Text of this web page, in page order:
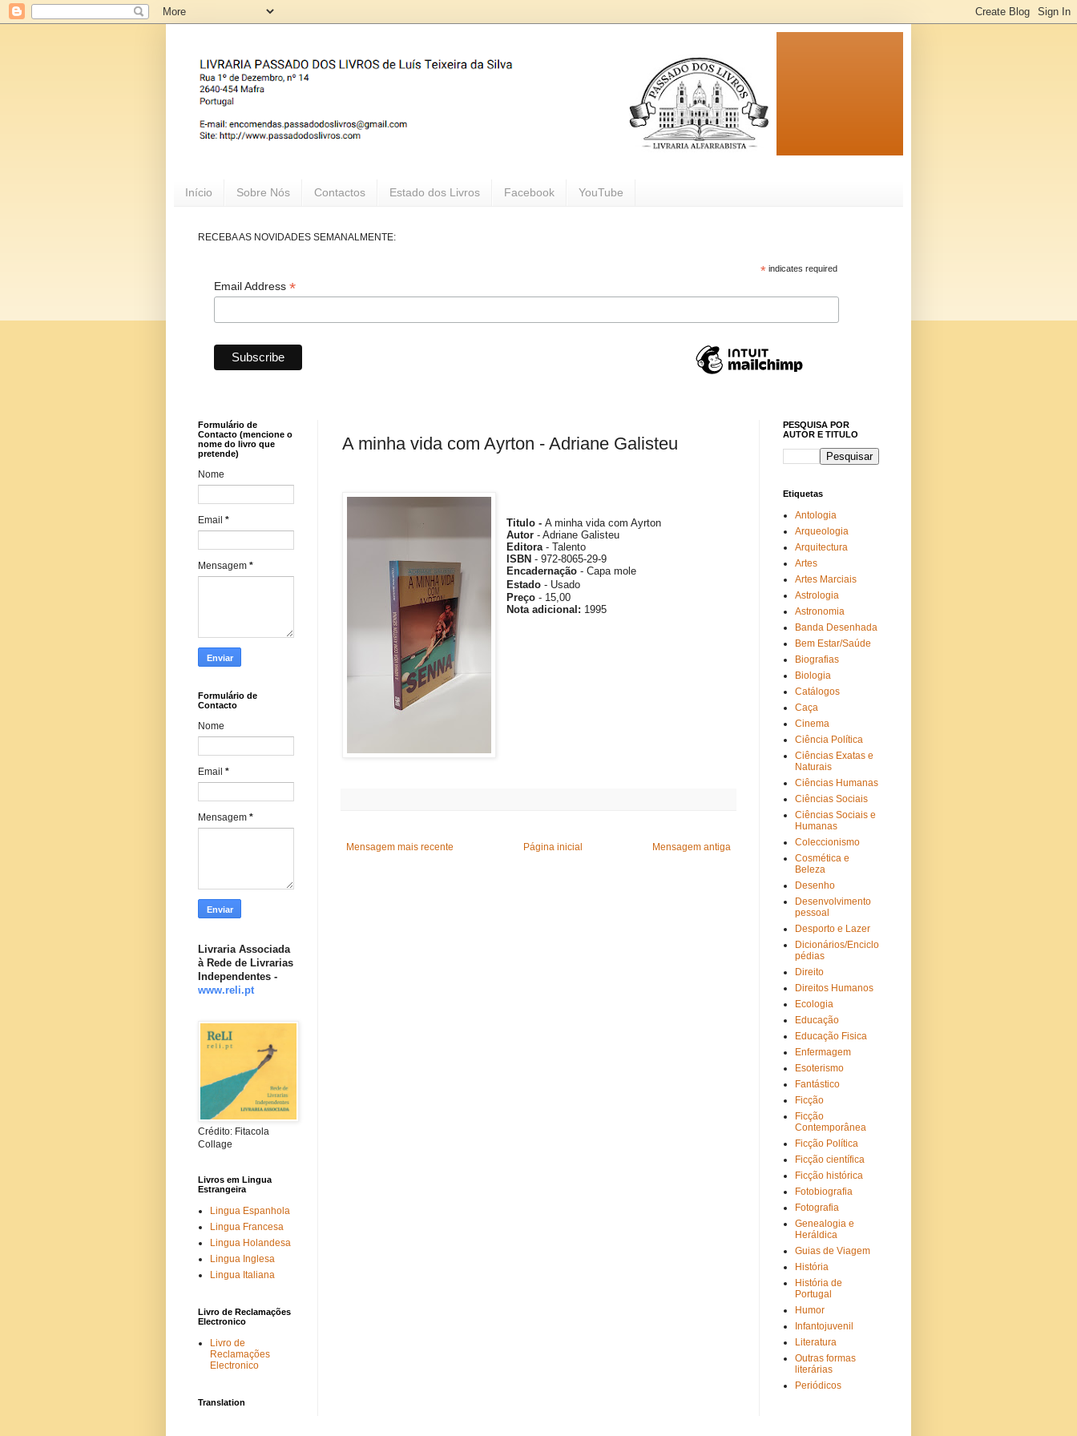
Início Sobre Nós Contactos Estado dos Livros Facebook YouTube
RECEBA AS NOVIDADES SEMANALMENTE:
*indicates required
Email Address *
A minha vida com Ayrton - Adriane Galisteu
Titulo -A minha vida com Ayrton
Autor - Adriane Galisteu
Editora- Talento
ISBN - 972-8065-29-9
Encadernação - Capa mole
Estado - Usado
Preço - 15,00
Notaadicional : 1995
Mensagem mais recente Mensagem antiga
Página inicial
Formulário de
Contacto (mencione o
nome do livro que
pretende)
Nome
Email *
Mensagem *
Formulário de
Contacto
Nome
Email *
Mensagem *
Livraria Associada
à Rede de Livrarias
Independentes -
www.reli.pt
Crédito: Fitacola
Collage
Livros em Lingua
Estrangeira
Lingua Espanhola
Lingua Francesa
Lingua Holandesa
Lingua Inglesa
Lingua Italiana
Livro de Reclamações
Electronico
Livro de
Reclamações
Electronico
Translation
PESQUISA POR
AUTOR E TITULO
Etiquetas
Antologia
Arqueologia
Arquitectura
Artes
Artes Marciais
Astrologia
Astronomia
Banda Desenhada
Bem Estar/Saúde
Biografias
Biologia
Catálogos
Caça
Cinema
Ciência Política
Ciências Exatas e
Naturais
Ciências Humanas
Ciências Sociais
Ciências Sociais e
Humanas
Coleccionismo
Cosmética e
Beleza
Desenho
Desenvolvimento
pessoal
Desporto e Lazer
Dicionários/Enciclo
pédias
Direito
Direitos Humanos
Ecologia
Educação
Educação Fisica
Enfermagem
Esoterismo
Fantástico
Ficção
Ficção
Contemporânea
Ficção Política
Ficção científica
Ficção histórica
Fotobiografia
Fotografia
Genealogia e
Heráldica
Guias de Viagem
História
História de
Portugal
Humor
Infantojuvenil
Literatura
Outras formas
literárias
Periódicos